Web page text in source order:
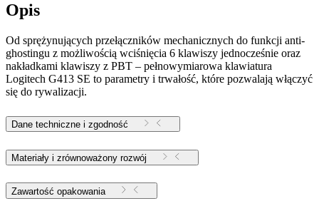
Opis
Od sprężynujących przełączników mechanicznych do funkcji anti-
ghostingu z możliwością wciśnięcia 6 klawiszy jednocześnie oraz
nakładkami klawiszy z PBT – pełnowymiarowa klawiatura
Logitech G413 SE to parametry i trwałość, które pozwalają włączyć
się do rywalizacji.
Dane techniczne i zgodność
Materiały i zrównoważony rozwój
Zawartość opakowania